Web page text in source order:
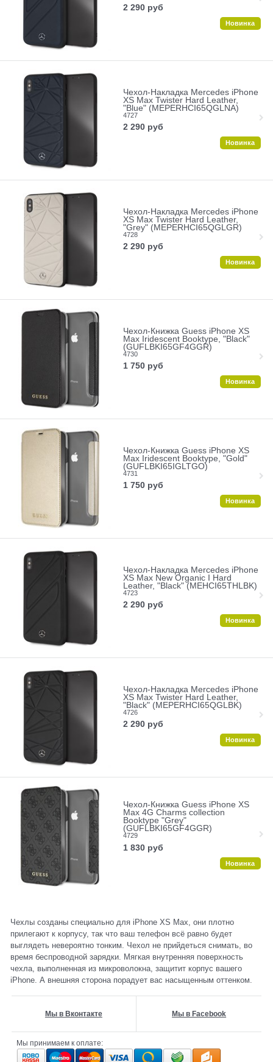
2 290 руб
Новинка
Чехол-Накладка Mercedes iPhone
XS Max Twister Hard Leather,
"Blue" (MEPERHCI65QGLNA)
4727
2 290 руб
Новинка
Чехол-Накладка Mercedes iPhone
XS Max Twister Hard Leather,
"Grey" (MEPERHCI65QGLGR)
4728
2 290 руб
Новинка
Чехол-Книжка Guess iPhone XS
Max Iridescent Booktype, "Black"
(GUFLBKI65GF4GGR)
4730
1 750 руб
Новинка
Чехол-Книжка Guess iPhone XS
Max Iridescent Booktype, "Gold"
(GUFLBKI65IGLTGO)
4731
1 750 руб
Новинка
Чехол-Накладка Mercedes iPhone
XS Max New Organic I Hard
Leather, "Black" (MEHCI65THLBK)
4723
2 290 руб
Новинка
Чехол-Накладка Mercedes iPhone
XS Max Twister Hard Leather,
"Black" (MEPERHCI65QGLBK)
4726
2 290 руб
Новинка
Чехол-Книжка Guess iPhone XS
Max 4G Charms collection
Booktype "Grey"
(GUFLBKI65GF4GGR)
4729
1 830 руб
Новинка
Чехлы созданы специально для iPhone XS Max, они плотно
прилегают к корпусу, так что ваш телефон всё равно будет
выглядеть невероятно тонким. Чехол не прийдеться снимать, во
время беспроводной зарядки. Мягкая внутренняя поверхность
чехла, выполненная из микроволокна, защитит корпус вашего
iPhone. А внешняя сторона порадует вас насыщенным оттенком.
Мы в Вконтакте Мы в Facebook
Мы принимаем к оплате: